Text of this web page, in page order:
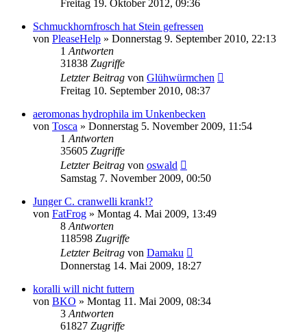
Freitag 19. Oktober 2012, 09:36
Schmuckhornfrosch hat Stein gefressen
von PleaseHelp » Donnerstag 9. September 2010, 22:13
1 Antworten
31838 Zugriffe
Letzter Beitrag von Glühwürmchen
Freitag 10. September 2010, 08:37
aeromonas hydrophila im Unkenbecken
von Tosca » Donnerstag 5. November 2009, 11:54
1 Antworten
35605 Zugriffe
Letzter Beitrag von oswald
Samstag 7. November 2009, 00:50
Junger C. cranwelli krank!?
von FatFrog » Montag 4. Mai 2009, 13:49
8 Antworten
118598 Zugriffe
Letzter Beitrag von Damaku
Donnerstag 14. Mai 2009, 18:27
koralli will nicht futtern
von BKO » Montag 11. Mai 2009, 08:34
3 Antworten
61827 Zugriffe